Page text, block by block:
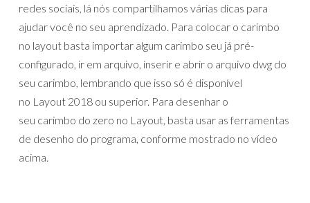
redes sociais, lá nós compartilhamos várias dicas para
ajudar você no seu aprendizado. Para colocar o carimbo
no layout basta importar algum carimbo seu já pré-
configurado, ir em arquivo, inserir e abrir o arquivo dwg do
seu carimbo, lembrando que isso só é disponível
no Layout 2018 ou superior. Para desenhar o
seu carimbo do zero no Layout, basta usar as ferramentas
de desenho do programa, conforme mostrado no vídeo
acima.